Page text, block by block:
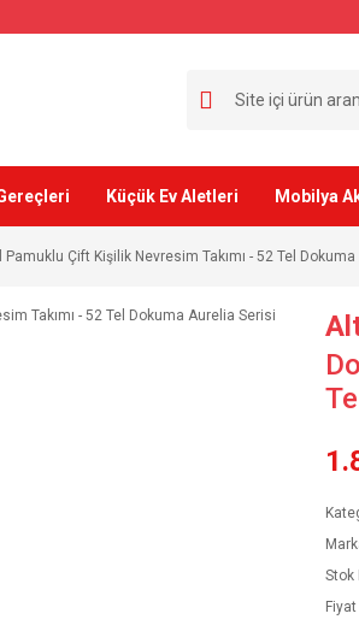
Küçük Ev Aletleri Mobilya
Pamuklu Çift Kişilik Nevresim Takımı - 52 Tel
Stok
Fiyat